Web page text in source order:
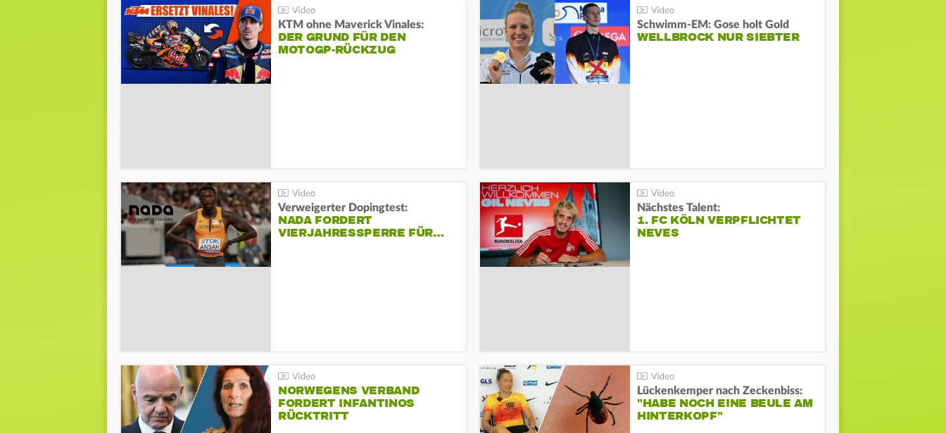
KTM ohne Maverick Vinales:
DER GRUND FÜR DEN
MOTOGP-RÜCKZUG
Schwimm-EM: Gose holt Gold
WELLBROCK NUR SIEBTER
Verweigerter Dopingtest:
NADA FORDERT
VIERJAHRESSPERRE FÜR…
Nächstes Talent:
1. FC KÖLN VERPFLICHTET
NEVES
NORWEGENS VERBAND
FORDERT INFANTINOS
RÜCKTRITT
Lückenkemper nach Zeckenbiss:
"HABE NOCH EINE BEULE AM
HINTERKOPF"